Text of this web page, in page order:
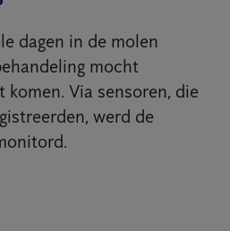
dagen in de molen
mocht
Via sensoren, die
werd de